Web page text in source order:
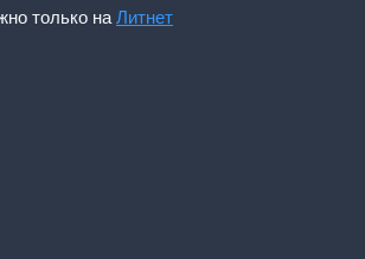
только на Литнет